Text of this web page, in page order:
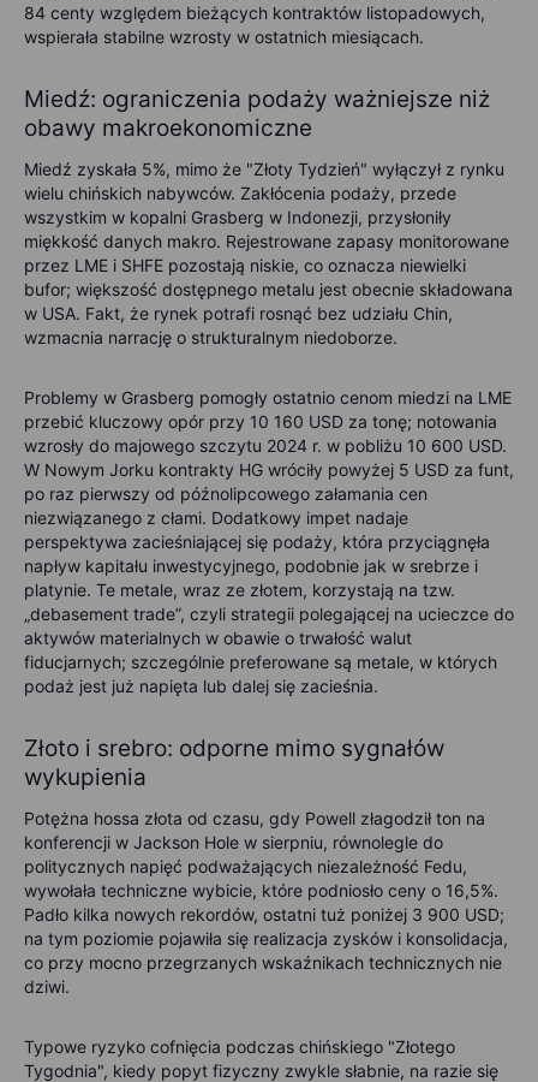
84 centy względem bieżących kontraktów listopadowych,
wspierała stabilne wzrosty w ostatnich miesiącach.
Miedź: ograniczenia podaży ważniejsze niż
obawy makroekonomiczne
Miedź zyskała 5%, mimo że "Złoty Tydzień" wyłączył z rynku
wielu chińskich nabywców. Zakłócenia podaży, przede
wszystkim w kopalni Grasberg w Indonezji, przysłoniły
miękkość danych makro. Rejestrowane zapasy monitorowane
przez LME i SHFE pozostają niskie, co oznacza niewielki
bufor; większość dostępnego metalu jest obecnie składowana
w USA. Fakt, że rynek potrafi rosnąć bez udziału Chin,
wzmacnia narrację o strukturalnym niedoborze.
Problemy w Grasberg pomogły ostatnio cenom miedzi na LME
przebić kluczowy opór przy 10 160 USD za tonę; notowania
wzrosły do majowego szczytu 2024 r. w pobliżu 10 600 USD.
W Nowym Jorku kontrakty HG wróciły powyżej 5 USD za funt,
po raz pierwszy od późnolipcowego załamania cen
niezwiązanego z cłami. Dodatkowy impet nadaje
perspektywa zacieśniającej się podaży, która przyciągnęła
napływ kapitału inwestycyjnego, podobnie jak w srebrze i
platynie. Te metale, wraz ze złotem, korzystają na tzw.
„debasement trade”, czyli strategii polegającej na ucieczce do
aktywów materialnych w obawie o trwałość walut
fiducjarnych; szczególnie preferowane są metale, w których
podaż jest już napięta lub dalej się zacieśnia.
Złoto i srebro: odporne mimo sygnałów
wykupienia
Potężna hossa złota od czasu, gdy Powell złagodził ton na
konferencji w Jackson Hole w sierpniu, równolegle do
politycznych napięć podważających niezależność Fedu,
wywołała techniczne wybicie, które podniosło ceny o 16,5%.
Padło kilka nowych rekordów, ostatni tuż poniżej 3 900 USD;
na tym poziomie pojawiła się realizacja zysków i konsolidacja,
co przy mocno przegrzanych wskaźnikach technicznych nie
dziwi.
Typowe ryzyko cofnięcia podczas chińskiego "Złotego
Tygodnia", kiedy popyt fizyczny zwykle słabnie, na razie się